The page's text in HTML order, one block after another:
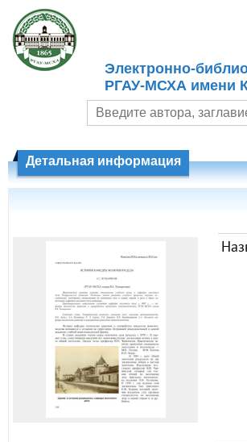
Электронно-
РГАУ-МСХА имени
Детальная информация